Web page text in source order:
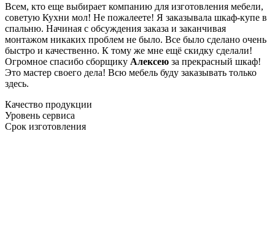
Всем, кто еще выбирает компанию для изготовления мебели,
советую Кухни мол! Не пожалеете! Я заказывала шкаф-купе в
спальню. Начиная с обсуждения заказа и заканчивая
монтажом никаких проблем не было. Все было сделано очень
быстро и качественно. К тому же мне ещё скидку сделали!
Огромное спасибо сборщику Алексею за прекрасный шкаф!
Это мастер своего дела! Всю мебель буду заказывать только
здесь.
Качество продукции
Уровень сервиса
Срок изготовления